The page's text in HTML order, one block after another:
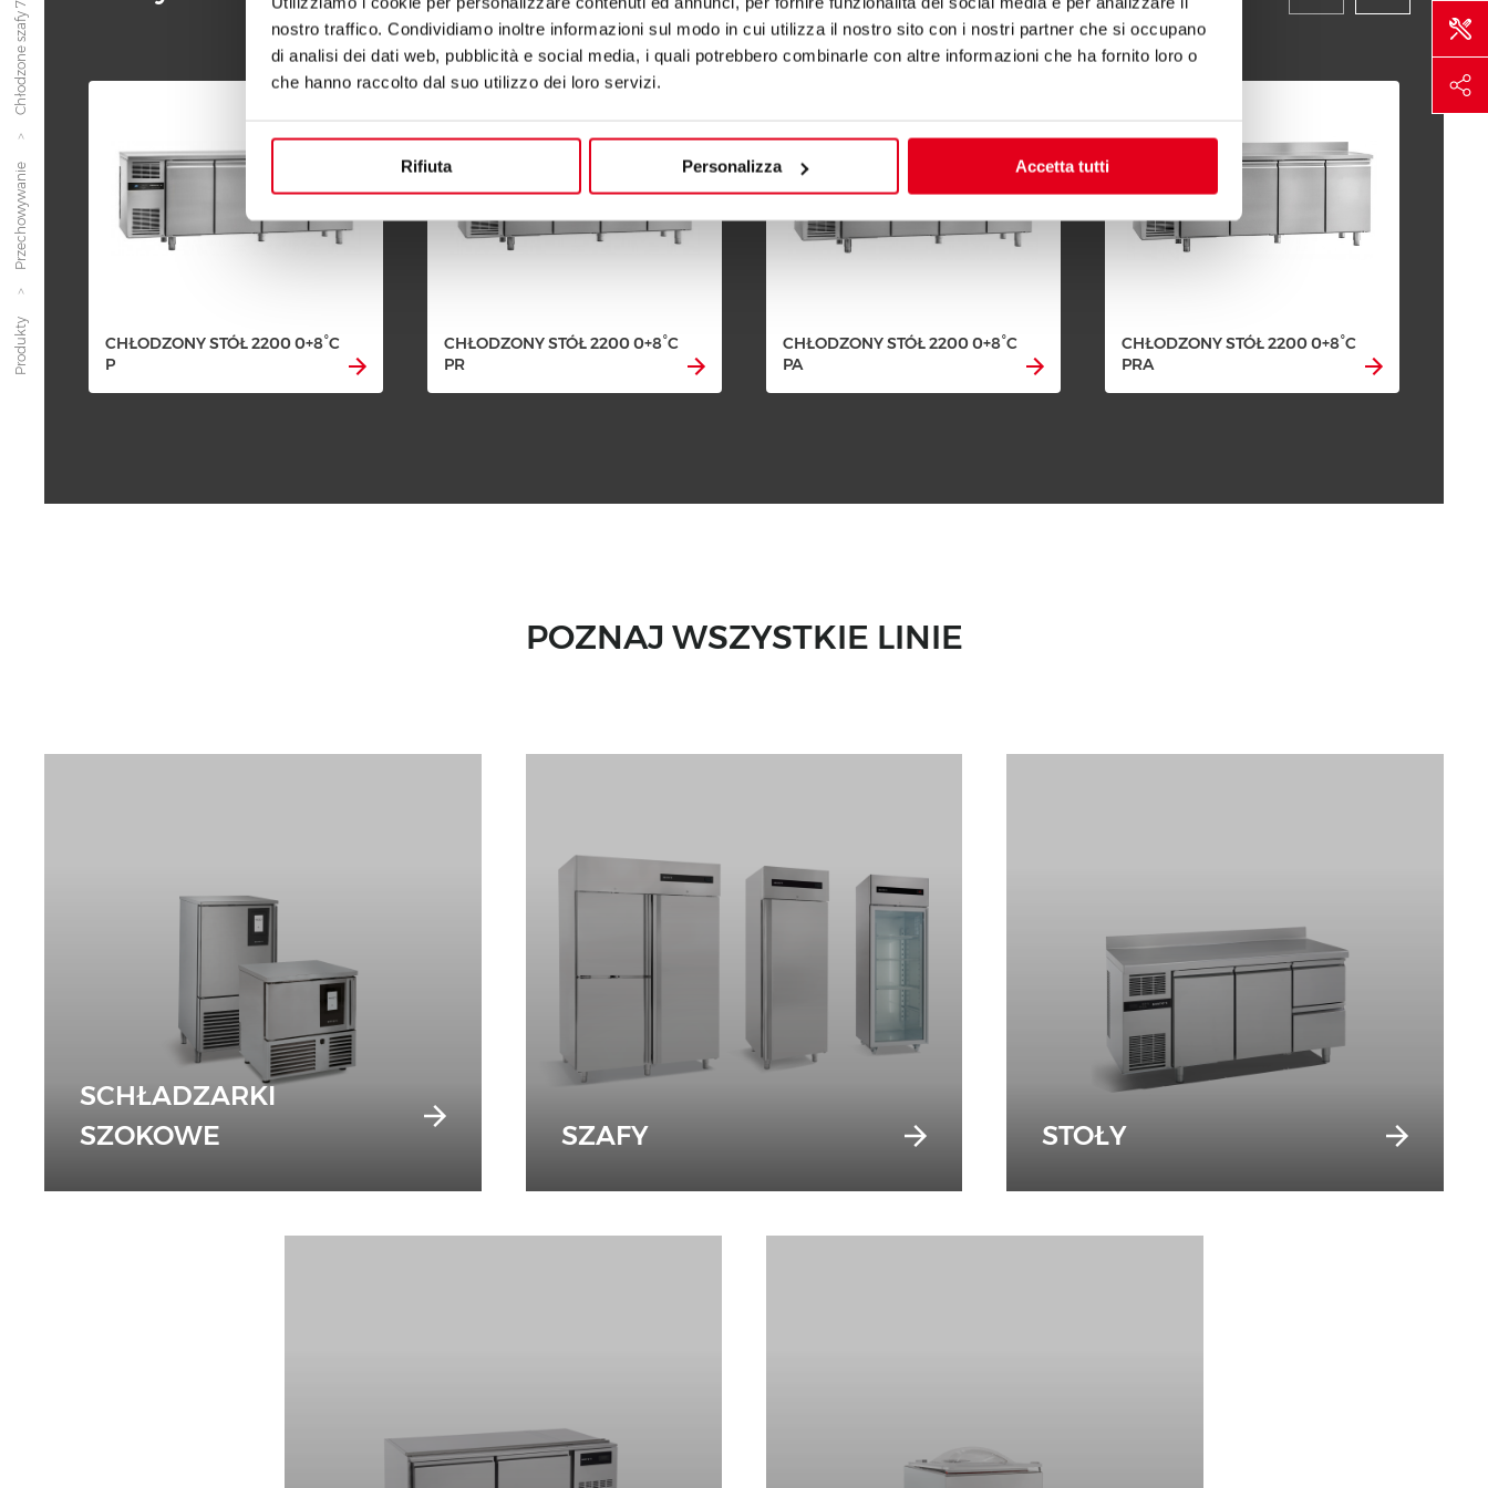
nostro traffico. Condividiamo inoltre informazioni sul modo in cui utilizza il nostro sito con i nostri partner che si occupano
di analisi dei dati web, pubblicità e social media, i quali potrebbero combinarle con altre informazioni che ha fornito loro o
che hanno raccolto dal suo utilizzo dei loro servizi.
Rifiuta Personalizza Accetta tutti
Produkty
Przechowywanie
CHŁODZONY STÓŁ 2200 0+8°C
P
CHŁODZONY STÓŁ 2200 0+8°C
PR
CHŁODZONY STÓŁ 2200 0+8°C
PA
CHŁODZONY STÓŁ 2200 0+8°C
PRA
POZNAJ WSZYSTKIE LINIE
SCHŁADZARKI
SZOKOWE
SZAFY STOŁY